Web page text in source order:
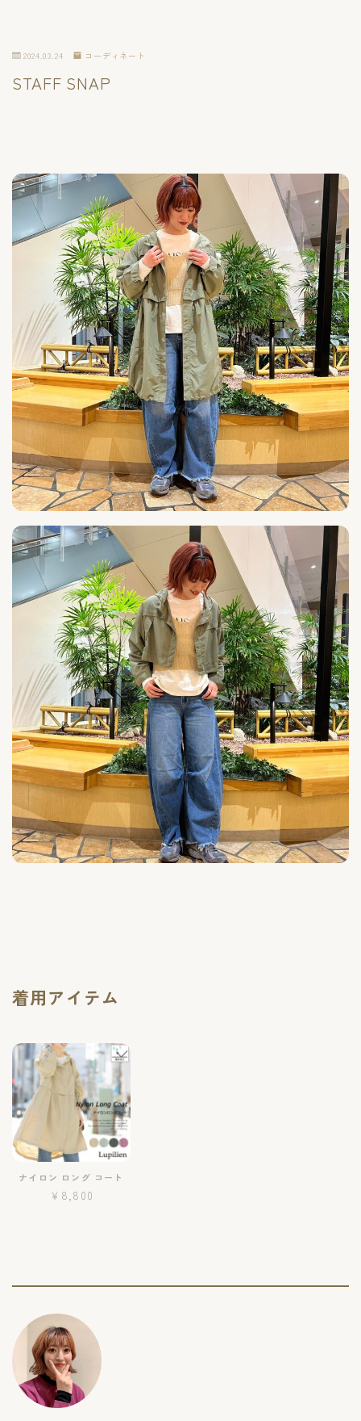
2024.03.24 コーディネート
STAFF SNAP
着用アイテム
ナイロン ロング コート
￥8,800